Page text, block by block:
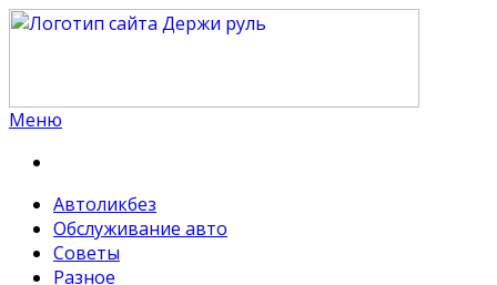
Меню
Автоликбез
Обслуживание авто
Советы
Разное